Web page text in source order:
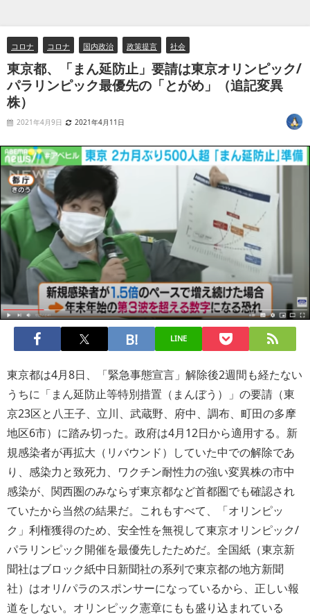
コロナ コロナ 国内政治 政策提言 社会
東京都、「まん延防止」要請は東京オリンピック/
パラリンピック最優先の「とがめ」（追記変異
株）
2021年4月9日 2021年4月11日
LINE
東京都は4月8日、「緊急事態宣言」解除後2週間も経たない
うちに「まん延防止等特別措置（まんぼう）」の要請（東
京23区と 八王子、立川、武蔵野、府中、調布、町田の多摩
地区6市）に踏み切った。政府は4月12日から適用する。新
規感染者が再拡大（リバウンド）していた中での解除であ
り、感染力と致死力、ワクチン耐性力の強い変異株の市中
感染が、関西圏のみならず東京都など首都圏でも確認され
ていたから当然の結果だ。これもすべて、「オリンピッ
ク」利権獲得のため、安全性を無視して東京オリンピック/
パラリンピック開催を最優先したためだ。全国紙（東京新
聞社はブロック紙中日新聞社の系列で東京都の地方新聞
社）はオリ/パラのスポンサーになっているから、正しい報
道をしない。オリンピック憲章にもも盛り込まれている